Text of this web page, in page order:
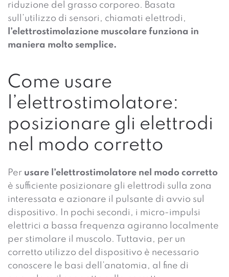
riduzione del grasso corporeo. Basata
sull’utilizzo di sensori, chiamati elettrodi,
l’elettrostimolazione muscolare funziona in
maniera molto semplice.
Come usare
l’elettrostimolatore:
posizionare gli elettrodi
nel modo corretto
Per usare l’elettrostimolatore nel modo corretto
è sufficiente posizionare gli elettrodi sulla zona
interessata e azionare il pulsante di avvio sul
dispositivo. In pochi secondi, i micro-impulsi
elettrici a bassa frequenza agiranno localmente
per stimolare il muscolo. Tuttavia, per un
corretto utilizzo del dispositivo è necessario
conoscere le basi dell’anatomia, al fine di